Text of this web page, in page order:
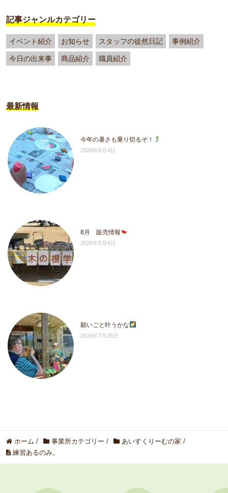
記事ジャンルカテゴリー
イベント紹介 お知らせ スタッフの徒然日記 事例紹介
今日の出来事 商品紹介 職員紹介
最新情報
今年の暑さも乗り切るぞ！
2026年8月4日
8月 販売情報
2026年8月4日
願いごと叶うかな
2026年7月25日
ホーム / 事業所カテゴリー / あいすくりーむの家 /
練習あるのみ。